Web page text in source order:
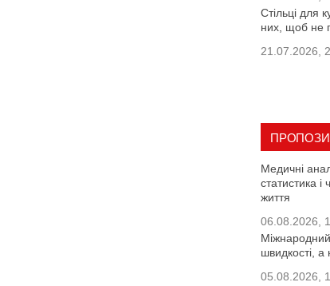
Стільці для
них, щоб не
21.07.2026,
Медичні
статистика
життя
06.08.2026,
швидкості, а
05.08.2026,